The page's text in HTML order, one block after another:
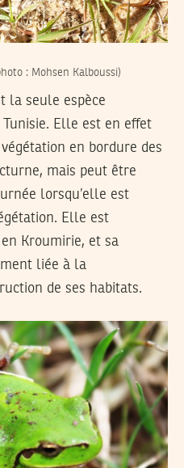
: Mohsen Kalboussi)
la seule espèce
Tunisie. Elle est en effet
en bordure des
mais peut être
lorsqu’elle est
Elle est
Kroumirie, et sa
liée à la
de ses habitats.